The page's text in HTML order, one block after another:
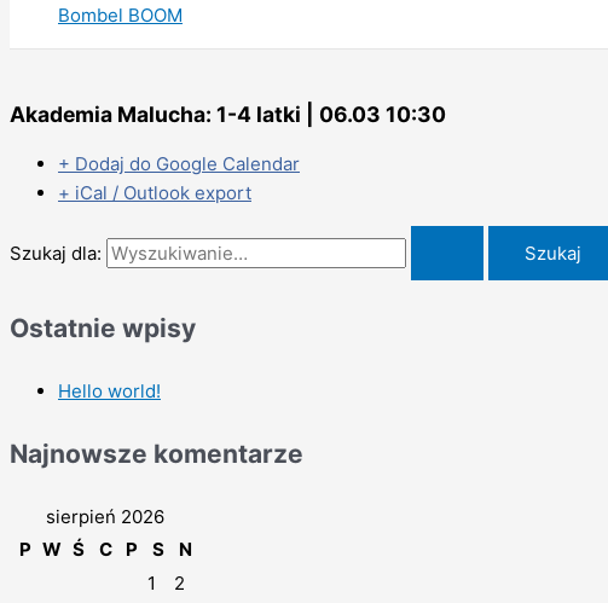
Bombel BOOM
Akademia Malucha: 1-4 latki | 06.03 10:30
+ Dodaj do Google Calendar
+ iCal / Outlook export
Szukaj dla:
Ostatnie wpisy
Hello world!
Najnowsze komentarze
sierpień 2026
P W Ś C P S
N
1
2